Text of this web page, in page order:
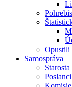
Opustili
Samospráva